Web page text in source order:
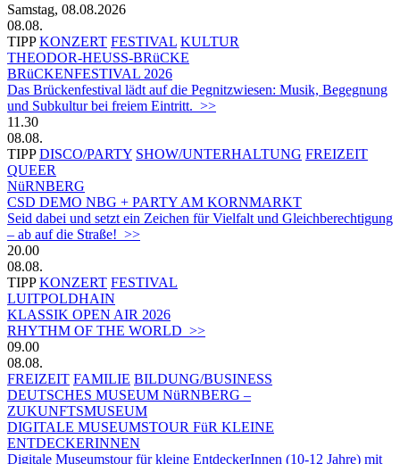
Samstag, 08.08.2026
08.08.
TIPP KONZERT FESTIVAL KULTUR
THEODOR-HEUSS-BRüCKE
BRüCKENFESTIVAL 2026
Das Brückenfestival lädt auf die Pegnitzwiesen: Musik, Begegnung
und Subkultur bei freiem Eintritt. >>
11.30
08.08.
TIPP DISCO/PARTY SHOW/UNTERHALTUNG FREIZEIT
QUEER
NüRNBERG
CSD DEMO NBG + PARTY AM KORNMARKT
Seid dabei und setzt ein Zeichen für Vielfalt und Gleichberechtigung
– ab auf die Straße! >>
20.00
08.08.
TIPP KONZERT FESTIVAL
LUITPOLDHAIN
KLASSIK OPEN AIR 2026
RHYTHM OF THE WORLD >>
09.00
08.08.
FREIZEIT FAMILIE BILDUNG/BUSINESS
DEUTSCHES MUSEUM NüRNBERG –
ZUKUNFTSMUSEUM
DIGITALE MUSEUMSTOUR FüR KLEINE
ENTDECKERINNEN
Digitale Museumstour für kleine EntdeckerInnen (10-12 Jahre) mit